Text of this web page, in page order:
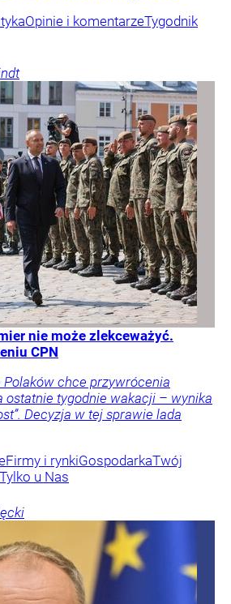
Opinie i komentarzeTygodnik
nie może zlekceważyć.
CPN
chce przywrócenia
ostatnie tygodnie wakacji – wynika
Decyzja w tej sprawie lada
Firmy i rynkiGospodarkaTwój
Tylko u Nas